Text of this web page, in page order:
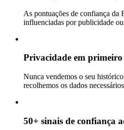
As pontuações de confiança da
influenciadas por publicidade ou
Privacidade em
Nunca vendemos o seu
recolhemos os dados
50+ sinais de confiança